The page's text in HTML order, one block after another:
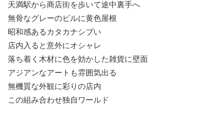
天満駅から商店街を歩いて途中裏手へ
無骨なグレーのビルに黄色屋根
昭和感あるカタカナシブい
店内入ると意外にオシャレ
落ち着く木材に色を効かした雑貨に壁面
アジアンなアートも雰囲気出る
無機質な外観に彩りの店内
この組み合わせ独自ワールド